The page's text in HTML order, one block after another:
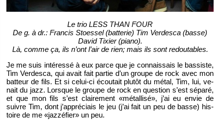
Le trio LESS THAN FOUR
De g. à dr.: Fran­cis Stoes­sel (bat­te­rie) Tim Ver­desca (basse)
David Tixier (piano).
Là, comme ça, ils n’ont l’air de rien; mais ils sont re­dou­tables.
Je me suis in­té­ressé à eux parce que je connais­sais le bas­siste,
Tim Ver­desca, qui avait fait par­tie d’un groupe de rock avec mon
bat­teur de fils. Et si ce­lui-ci écou­tait plu­tôt du métal, Tim, lui, ve­
nait du jazz. Lorsque le groupe de rock en ques­tion s’est sé­paré,
et que mon fils s’est clai­re­ment «mé­tal­lisé», j’ai eu envie de
suivre Tim, dont j’ap­pré­ciais le jeu (j’ai fait un peu de basse) his­
toire de me «jaz­zé­fier» un peu.